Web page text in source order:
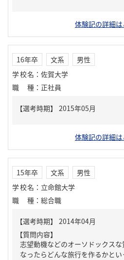
体験記の詳細は
16年卒 文系
男性
学校名 ： 佐賀大学
職種 ： 正社員
体験記の詳細は
15年卒 文系
男性
学校名 ： 立命館大学
職種 ： 総合職
【質問内容】
志望動機などのオーソドックス
なったらどんな旅行を作るかと